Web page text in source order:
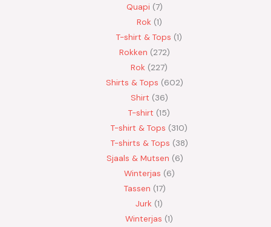
Quapi 7
Rok 1
T-shirt & Tops 1
Rokken 272
Rok 227
Shirts & Tops 602
Shirt 36
T-shirt 15
T-shirt & Tops 310
T-shirts & Tops 38
Sjaals & Mutsen 6
Winterjas 6
Tassen 17
Jurk 1
Winterjas 1